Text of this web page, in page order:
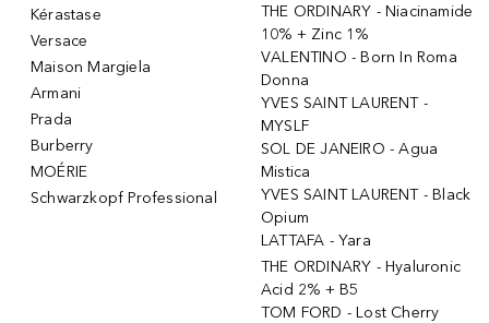
Kérastase
Versace
Maison Margiela
Armani
Prada
Burberry
MOÉRIE
Schwarzkopf Professional
THE ORDINARY - Niacinamide
10% + Zinc 1%
VALENTINO - Born In Roma
Donna
YVES SAINT LAURENT -
MYSLF
SOL DE JANEIRO - Agua
Mistica
YVES SAINT LAURENT - Black
Opium
LATTAFA - Yara
THE ORDINARY - Hyaluronic
Acid 2% + B5
TOM FORD - Lost Cherry